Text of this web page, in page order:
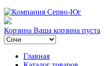
Корзина Ваша корзина пуста
Главная